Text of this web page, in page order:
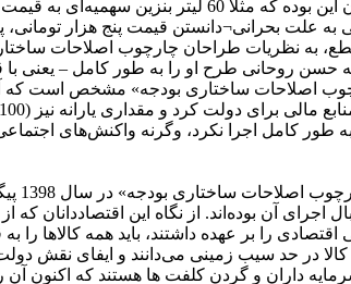
یعنی به علت بحرانی¬دانستن قیمت پنج هزار
طرح او را به طور کامل – یعنی با قیمت بیش از 5 هزار تومان – اجرا
اصلاحات ساختاری بودجه» مشخص است که
به طور کامل اجرا نکرد، وگرنه واکنش‌های
اجرای آن بوده‌اند. از نگاه این
را بر عهده داشتند، باید همه کالاها
کالا در حد سیب زمینی می‌دانند و ایفای نقش